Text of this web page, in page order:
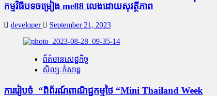
កម្មវិធីបទចម្រៀង me88 លេងដោយសុវត្ថីភាព
developer September 21, 2023
ព័ត៌មានសេដ្ឋកិច្ច
សិល្បៈកំសាន្ត
ការ​រៀប​ចំ “​ពិព័រណ៍​ពាណិជ្ជកម្មថៃ “Mini Thailand Week